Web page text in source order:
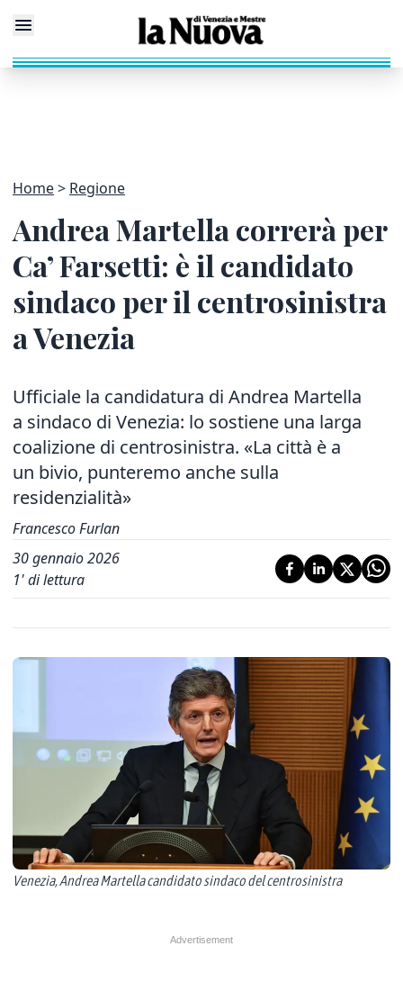
Home Regione
Andrea Martella correrà per
Ca’ Farsetti: è il candidato
sindaco per il centrosinistra
a Venezia
Ufficiale la candidatura di Andrea Martella
a sindaco di Venezia: lo sostiene una larga
coalizione di centrosinistra. «La città è a
un bivio, punteremo anche sulla
residenzialità»
Francesco Furlan
30 gennaio 2026
1' di lettura
Venezia, Andrea Martella candidato sindaco del centrosinistra